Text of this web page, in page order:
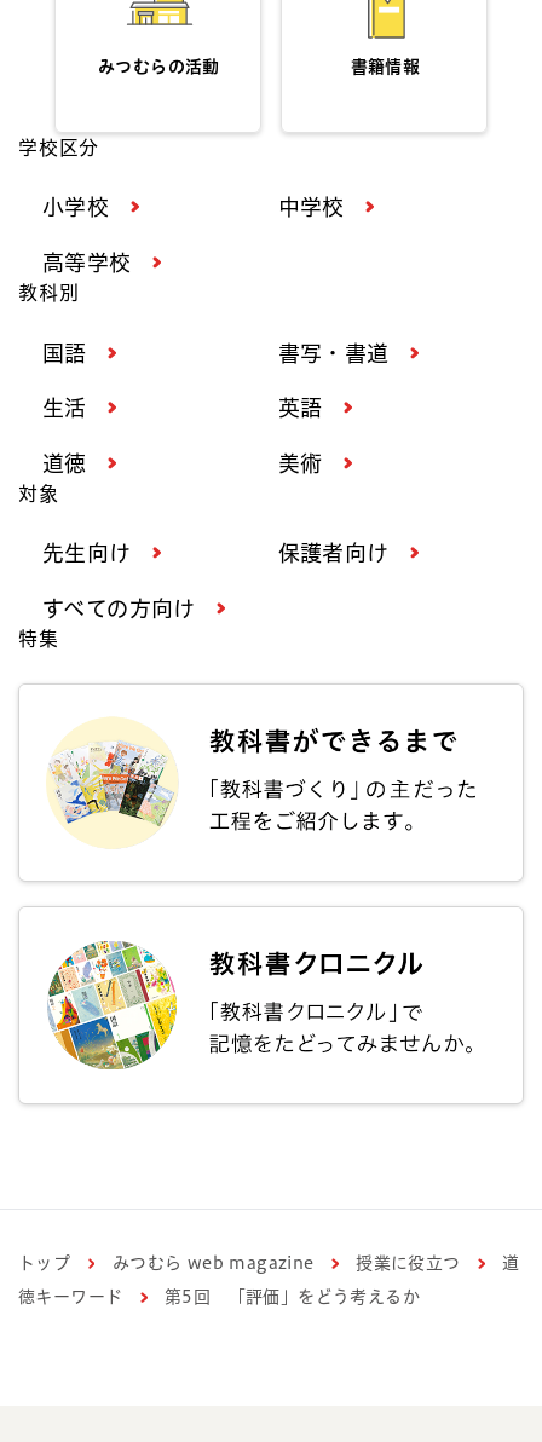
みつむらの活動 書籍情報
学校区分
小学校 中学校
高等学校
教科別
国語 書写・書道
生活 英語
道徳 美術
対象
先生向け 保護者向け
すべての方向け
特集
トップ みつむら web magazine 授業に役立つ
道
徳キーワード
第5回 「評価」をどう考えるか